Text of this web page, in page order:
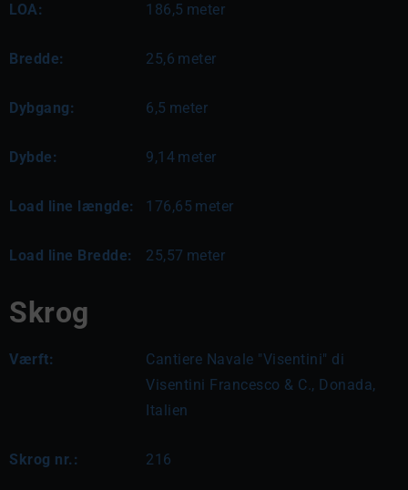
LOA: 186,5 meter
Bredde: 25,6 meter
Dybgang: 6,5 meter
Dybde: 9,14 meter
Load line længde: 176,65 meter
Load line Bredde: 25,57 meter
Skrog
Værft:
Cantiere Navale "Visentini" di
Visentini Francesco & C., Donada,
Italien
Skrog nr.: 216